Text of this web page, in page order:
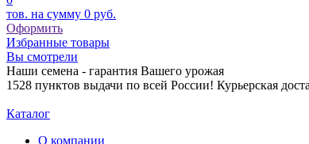
тов. на сумму 0 руб.
Оформить
Избранные товары
Вы смотрели
Наши семена - гарантия Вашего урожая
1528 пунктов выдачи по всей России! Курьерская
Каталог
О компании